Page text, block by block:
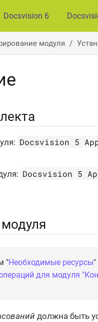
Docsvision 6
модуля
Docsvision 5
Docsvision 5
"Необходимые ресурсы
для модуля
должна быть